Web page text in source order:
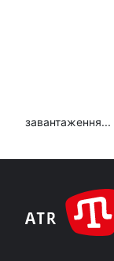
завантаження...